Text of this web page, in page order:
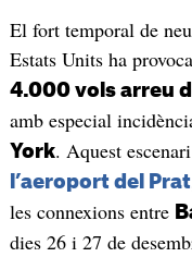
El fort temporal de
Estats Units ha
4.000 vols arreu
amb especial
York. Aquest
l’aeroport del Prat
les connexions entre
dies 26 i 27 de